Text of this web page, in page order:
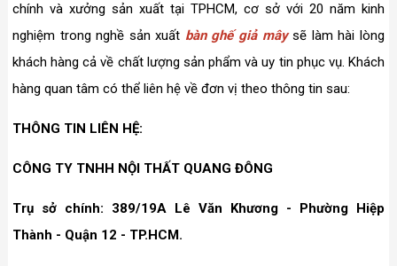
chính và xưởng sản xuất tại TPHCM, cơ sở với 20 năm kinh
nghiệm trong nghề sản xuất bàn ghế giả mâysẽ làm hài lòng
khách hàng cả về chất lượng sản phẩm và uy tin phục vụ. Khách
hàng quan tâm có thể liên hệ về đơn vị theo thông tin sau:
THÔNG TIN LIÊN HỆ:
CÔNG TY TNHH NỘI THẤT QUANG ĐÔNG
Trụ sở chính: 389/19A Lê Văn Khương - Phường Hiệp
Thành - Quận 12 - TP.HCM.